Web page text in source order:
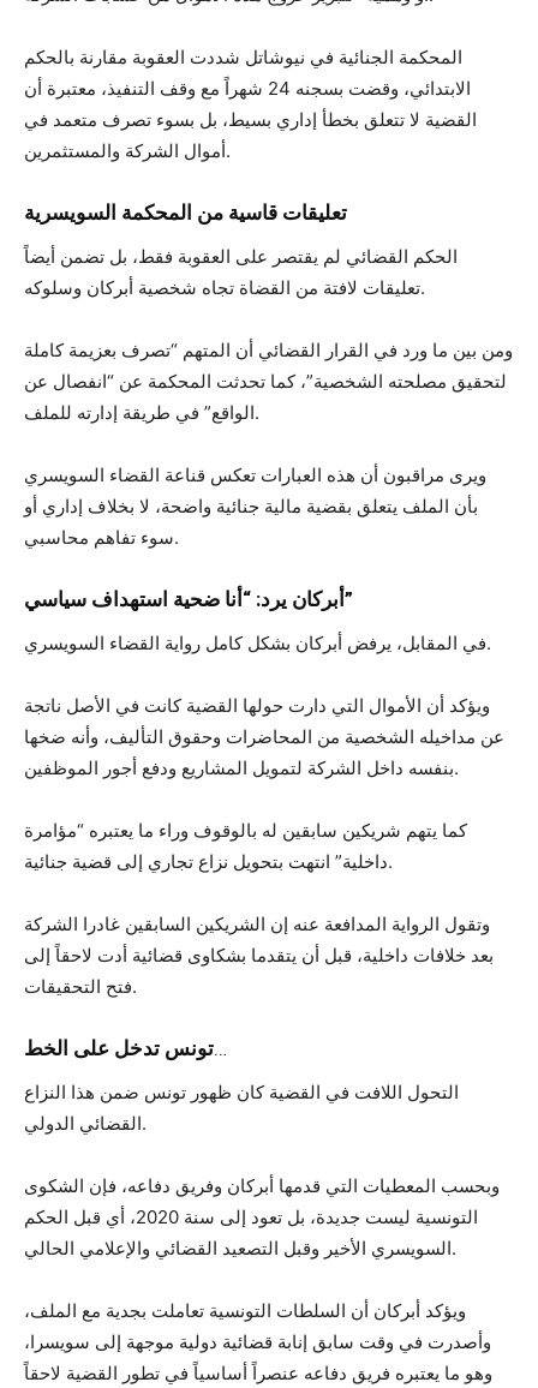
المحكمة الجنائية في نيوشاتل شددت العقوبة مقارنة بالحكم
الابتدائي، وقضت بسجنه 24 شهراً مع وقف التنفيذ، معتبرة أن
القضية لا تتعلق بخطأ إداري بسيط، بل بسوء تصرف متعمد في
أموال الشركة والمستثمرين.
تعليقات قاسية من المحكمة السويسرية
الحكم القضائي لم يقتصر على العقوبة فقط، بل تضمن أيضاً
تعليقات لافتة من القضاة تجاه شخصية أبركان وسلوكه.
ومن بين ما ورد في القرار القضائي أن المتهم “تصرف بعزيمة كاملة
لتحقيق مصلحته الشخصية”، كما تحدثت المحكمة عن “انفصال عن
الواقع” في طريقة إدارته للملف.
ويرى مراقبون أن هذه العبارات تعكس قناعة القضاء السويسري
بأن الملف يتعلق بقضية مالية جنائية واضحة، لا بخلاف إداري أو
سوء تفاهم محاسبي.
أبركان يرد: “أنا ضحية استهداف سياسي”
في المقابل، يرفض أبركان بشكل كامل رواية القضاء السويسري.
ويؤكد أن الأموال التي دارت حولها القضية كانت في الأصل ناتجة
عن مداخيله الشخصية من المحاضرات وحقوق التأليف، وأنه ضخها
بنفسه داخل الشركة لتمويل المشاريع ودفع أجور الموظفين.
كما يتهم شريكين سابقين له بالوقوف وراء ما يعتبره “مؤامرة
داخلية” انتهت بتحويل نزاع تجاري إلى قضية جنائية.
وتقول الرواية المدافعة عنه إن الشريكين السابقين غادرا الشركة
بعد خلافات داخلية، قبل أن يتقدما بشكاوى قضائية أدت لاحقاً إلى
فتح التحقيقات.
تونس تدخل على الخط…
التحول اللافت في القضية كان ظهور تونس ضمن هذا النزاع
القضائي الدولي.
وبحسب المعطيات التي قدمها أبركان وفريق دفاعه، فإن الشكوى
التونسية ليست جديدة، بل تعود إلى سنة 2020، أي قبل الحكم
السويسري الأخير وقبل التصعيد القضائي والإعلامي الحالي.
ويؤكد أبركان أن السلطات التونسية تعاملت بجدية مع الملف،
وأصدرت في وقت سابق إنابة قضائية دولية موجهة إلى سويسرا،
وهو ما يعتبره فريق دفاعه عنصراً أساسياً في تطور القضية لاحقاً